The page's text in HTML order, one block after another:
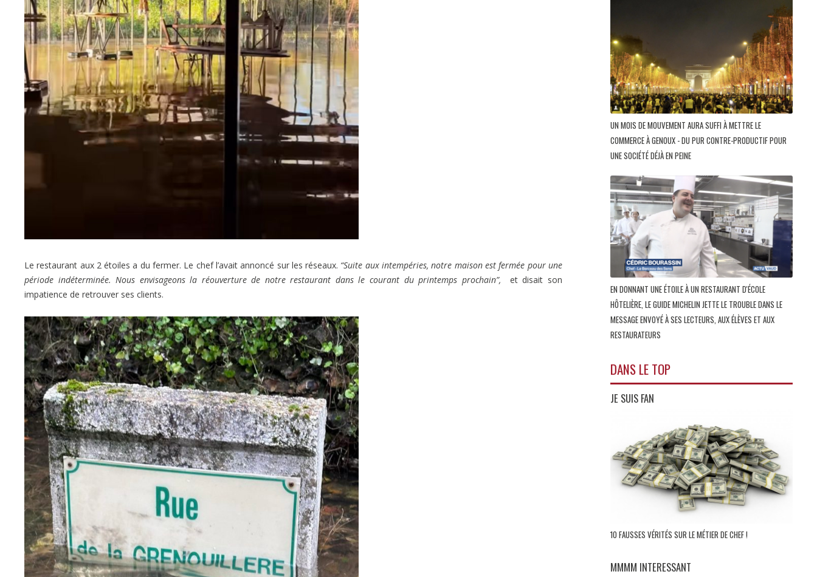
Le restaurant aux 2 étoiles a du fermer. Le chef l’avait annoncé sur les réseaux. “Suite aux intempéries, notre maison est fermée pour une
période indéterminée. Nous envisageons la réouverture de notre restaurant dans le courant du printemps prochain”, et disait son
impatience de retrouver ses clients.
UN MOIS DE MOUVEMENT AURA SUFFI À METTRE LE
COMMERCE À GENOUX - DU PUR CONTRE-PRODUCTIF POUR
UNE SOCIÉTÉ DÉJÀ EN PEINE
EN DONNANT UNE ÉTOILE À UN RESTAURANT D'ÉCOLE
HÔTELIÈRE, LE GUIDE MICHELIN JETTE LE TROUBLE DANS LE
MESSAGE ENVOYÉ À SES LECTEURS, AUX ÉLÈVES ET AUX
RESTAURATEURS
DANS LE TOP
JE SUIS FAN
10 FAUSSES VÉRITÉS SUR LE MÉTIER DE CHEF !
MMMM INTERESSANT